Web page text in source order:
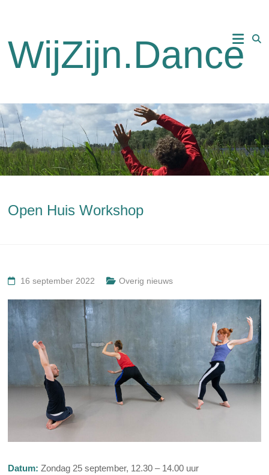
inhoud
WijZijn.Dance
Open Huis Workshop
16 september 2022 Overig nieuws
Datum:Zondag 25 september, 12.30 – 14.00 uur